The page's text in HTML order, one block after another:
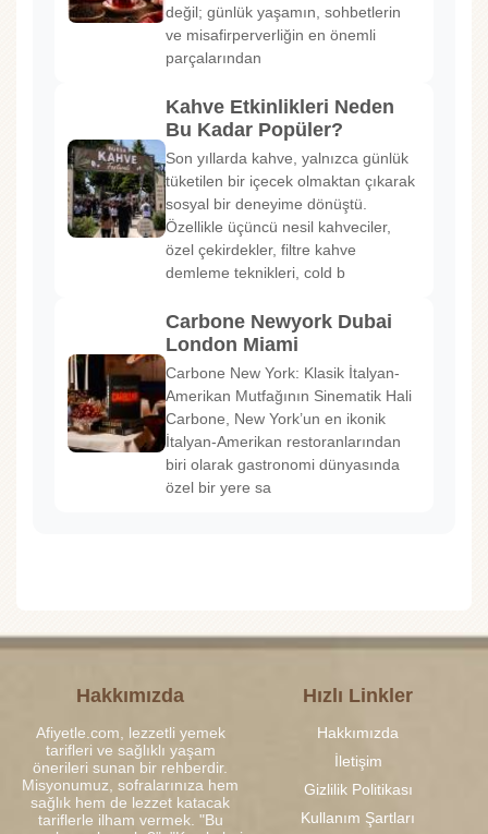
değil; günlük yaşamın, sohbetlerin
ve misafirperverliğin en önemli
parçalarından
Kahve Etkinlikleri Neden
Bu Kadar Popüler?
Son yıllarda kahve, yalnızca günlük
tüketilen bir içecek olmaktan çıkarak
sosyal bir deneyime dönüştü.
Özellikle üçüncü nesil kahveciler,
özel çekirdekler, filtre kahve
demleme teknikleri, cold b
Carbone Newyork Dubai
London Miami
Carbone New York: Klasik İtalyan-
Amerikan Mutfağının Sinematik Hali
Carbone, New York’un en ikonik
İtalyan-Amerikan restoranlarından
biri olarak gastronomi dünyasında
özel bir yere sa
Hakkımızda
Afiyetle.com, lezzetli yemek
tarifleri ve sağlıklı yaşam
önerileri sunan bir rehberdir.
Misyonumuz, sofralarınıza hem
sağlık hem de lezzet katacak
tariflerle ilham vermek. "Bu
Hızlı Linkler
Hakkımızda
İletişim
Gizlilik Politikası
Kullanım Şartları